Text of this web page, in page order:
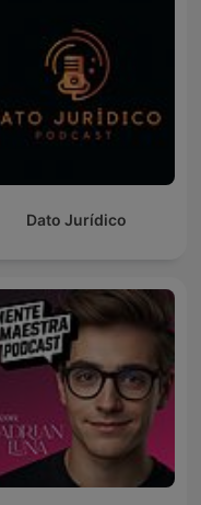
Dato Jurídico